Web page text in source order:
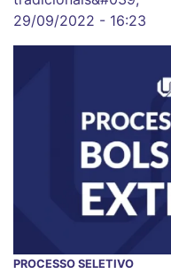
29/09/2022 - 16:23
PROCESSO SELETIVO